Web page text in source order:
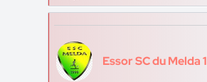
Essor SC du Melda 1